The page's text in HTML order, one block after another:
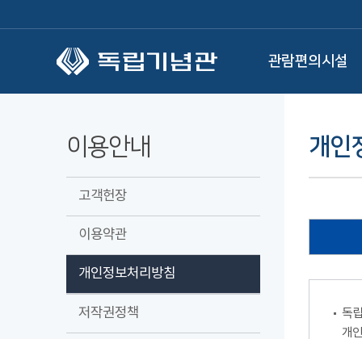
관람편의시설
이용안내
고객헌장
이용약관
개인정보처리방침
저작권정책
개인
독
개